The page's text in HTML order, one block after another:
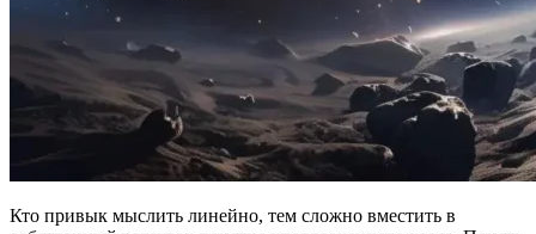
Кто привык мыслить линейно, тем сложно вместить в